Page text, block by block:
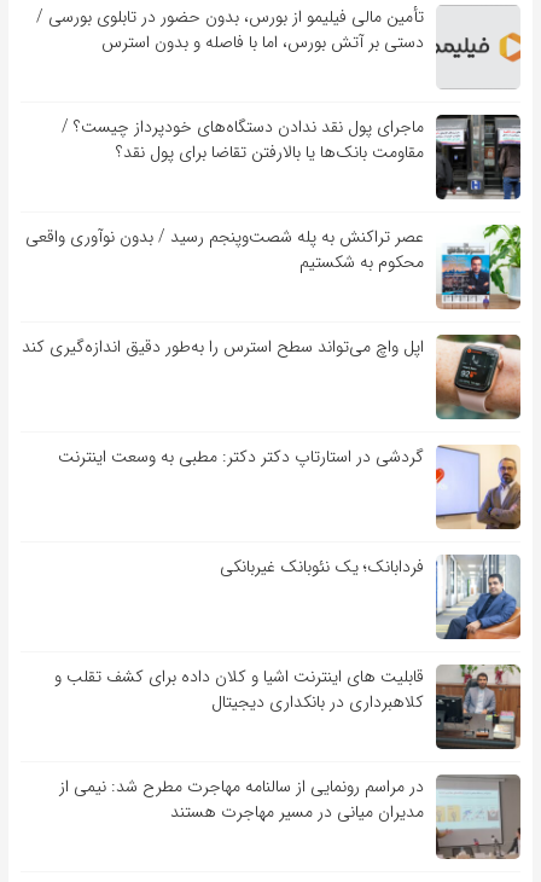
تأمین مالی فیلیمو از بورس، بدون حضور در تابلوی بورسی /
دستی بر آتش بورس، اما با فاصله و بدون استرس
ماجرای پول نقد ندادن دستگاه‌های خودپرداز چیست؟ /
مقاومت بانک‌ها یا بالارفتن تقاضا برای پول نقد؟
عصر تراکنش به پله شصت‌وپنجم رسید / بدون نوآوری واقعی
محکوم به شکستیم
اپل واچ می‌تواند سطح استرس را به‌طور دقیق اندازه‌گیری کند
گردشی در استارتاپ دکتر دکتر: مطبی به وسعت اینترنت
فردابانک؛ یک نئوبانک غیربانکی
قابلیت ‏های اینترنت اشیا و کلان‏ داده برای کشف تقلب و
کلاهبرداری در بانکداری دیجیتال
در مراسم رونمایی از سالنامه مهاجرت مطرح شد: نیمی از
مدیران میانی در مسیر مهاجرت هستند